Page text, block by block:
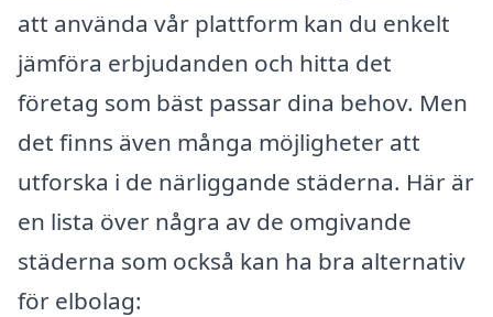
att använda vår plattform kan du enkelt
jämföra erbjudanden och hitta det
företag som bäst passar dina behov. Men
det finns även många möjligheter att
utforska i de närliggande städerna. Här är
en lista över några av de omgivande
städerna som också kan ha bra alternativ
för elbolag: